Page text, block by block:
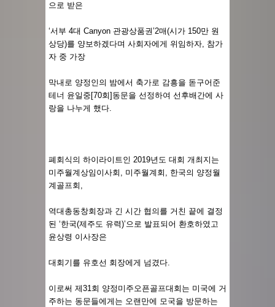
으로 받은
‘서부 4대 Canyon 관광상품권’2매(시가 150만 원
상당)를 양보하겠다며 사회자에게 위임하자, 참가
자 중 가장
막내로 양정인의 밤에서 축가로 감흥을 돋구어준
테너 윤일중[70회]동문을 선정하여 선후배간에 사
랑을 나누게 했다.
폐회식의 하이라이트인 2019년도 대회 개최지는
미주월계상임이사회, 미주월계회, 한국의 양정월
계골프회,
역대총동창회장과 긴 시간 협의를 거친 끝에 결정
된 ‘한국(제주도 유력)’으로 발표되어 환호하였고
윤상령 이사장은
대회기를 유호선 회장에게 넘겼다.
이로써 제31회 양정미주오픈골프대회는 미국에 거
주하는 동문들에게는 오랜만에 모국을 방문하는